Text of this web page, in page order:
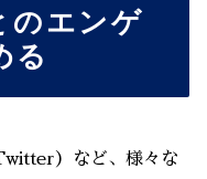
のエンゲ
る
）など、様々な